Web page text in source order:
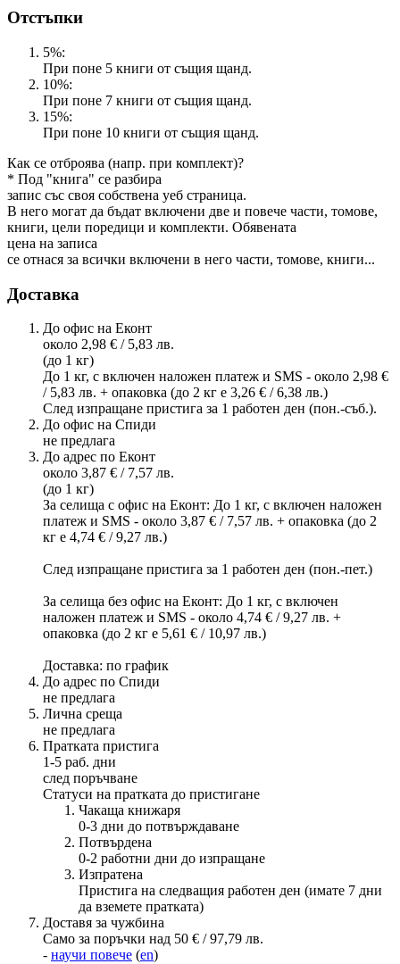
Отстъпки
5%:
При поне 5 книги от същия щанд.
10%:
При поне 7 книги от същия щанд.
15%:
При поне 10 книги от същия щанд.
Как се отброява (напр. при комплект)?
* Под "книга" се разбира
запис със своя собствена уеб страница.
В него могат да бъдат включени две и повече части, томове,
книги, цели поредици и комплекти. Обявената
цена на записа
се отнася за всички включени в него части, томове, книги...
Доставка
До офис на Еконт
около 2,98 € / 5,83 лв.
(до 1 кг)
До 1 кг, с включен наложен платеж и SMS - около 2,98 €
/ 5,83 лв. + опаковка (до 2 кг е 3,26 € / 6,38 лв.)
След изпращане пристига за 1 работен ден (пон.-съб.).
До офис на Спиди
не предлага
До адрес по Еконт
около 3,87 € / 7,57 лв.
(до 1 кг)
За селища с офис на Еконт: До 1 кг, с включен наложен
платеж и SMS - около 3,87 € / 7,57 лв. + опаковка (до 2
кг е 4,74 € / 9,27 лв.)
След изпращане пристига за 1 работен ден (пон.-пет.)
За селища без офис на Еконт: До 1 кг, с включен
наложен платеж и SMS - около 4,74 € / 9,27 лв. +
опаковка (до 2 кг е 5,61 € / 10,97 лв.)
Доставка: по график
До адрес по Спиди
не предлага
Лична среща
не предлага
Пратката пристига
1-5 раб. дни
след поръчване
Статуси на пратката до пристигане
Чакаща книжаря
0-3 дни до потвърждаване
Потвърдена
0-2 работни дни до изпращане
Изпратена
Пристига на следващия работен ден (имате 7 дни
да вземете пратката)
Доставя за чужбина
Само за поръчки над 50 € / 97,79 лв.
- научи повече (en)